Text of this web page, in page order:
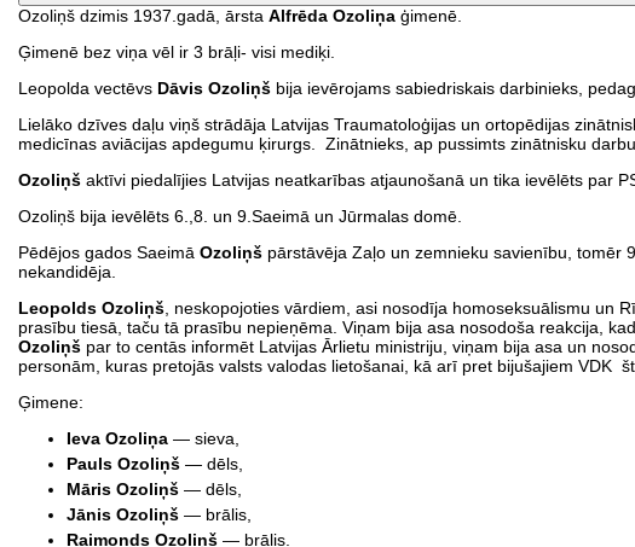
Ozoliņš dzimis 1937.gadā, ārsta Alfrēda Ozoliņa ģimenē.
Ģimenē bez viņa vēl ir 3 brāļi- visi mediķi.
Leopolda vectēvs Dāvis Ozoliņš bija ievērojams sabiedriskais darbinieks,
Lielāko dzīves daļu viņš strādāja Latvijas Traumatoloģijas un ortopēdijas
medicīnas aviācijas apdegumu ķirurgs. Zinātnieks, ap pussimts zinātnisku
Ozoliņš aktīvi piedalījies Latvijas neatkarības atjaunošanā un tika ievēlēts par
Ozoliņš bija ievēlēts 6.,8. un 9.Saeimā un Jūrmalas domē.
Pēdējos gados Saeimā Ozoliņš pārstāvēja Zaļo un zemnieku savienību, tomēr
nekandidēja.
Leopolds Ozoliņš , neskopojoties vārdiem, asi nosodīja homoseksuālismu un
prasību tiesā, taču tā prasību nepieņēma. Viņam bija asa nosodoša reakcija,
Ozoliņš par to centās informēt Latvijas Ārlietu ministriju, viņam bija asa un
personām, kuras pretojās valsts valodas lietošanai, kā arī pret bijušajiem VDK
Ģimene:
Ieva Ozoliņa — sieva,
Pauls Ozoliņš — dēls,
Māris Ozoliņš — dēls,
Jānis Ozoliņš — brālis,
Raimonds Ozoliņš — brālis.